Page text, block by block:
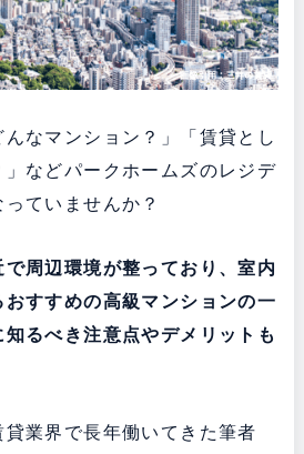
んなマンション？」「賃貸とし
などパークホームズのレジデ
ていませんか？
で周辺環境が整っており、室内
おすすめの高級マンションの一
るべき注意点やデメリットも
業界で長年働いてきた筆者